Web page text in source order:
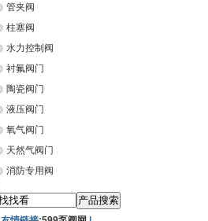
管夹阀
柱塞阀
水力控制阀
衬氟阀门
陶瓷阀门
液压阀门
氧气阀门
天然气阀门
消防专用阀